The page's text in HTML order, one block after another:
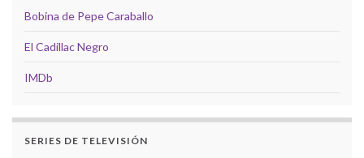
Bobina de Pepe Caraballo
El Cadillac Negro
IMDb
SERIES DE TELEVISIÓN